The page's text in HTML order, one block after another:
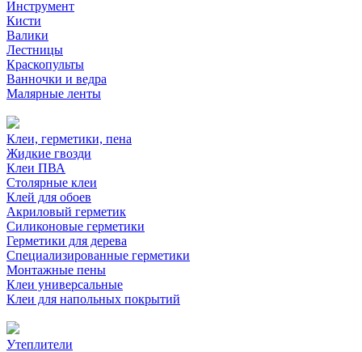
Инструмент
Кисти
Валики
Лестницы
Краскопульты
Ванночки и ведра
Малярные ленты
Клеи, герметики, пена
Жидкие гвозди
Клеи ПВА
Столярные клеи
Клей для обоев
Акриловый герметик
Силиконовые герметики
Герметики для дерева
Специализированные герметики
Монтажные пены
Клеи универсальные
Клеи для напольных покрытий
Утеплители